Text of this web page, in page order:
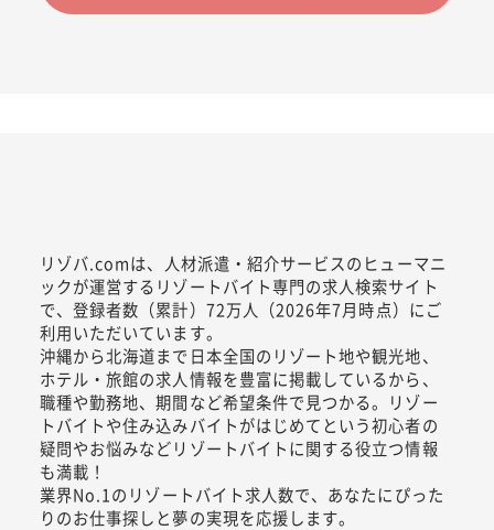
リゾバ.comは、人材派遣・紹介サービスのヒューマニ
ックが運営するリゾートバイト専門の求人検索サイト
で、登録者数（累計）72万人（2026年7月時点）にご
利用いただいています。
沖縄から北海道まで日本全国のリゾート地や観光地、
ホテル・旅館の求人情報を豊富に掲載しているから、
職種や勤務地、期間など希望条件で見つかる。リゾー
トバイトや住み込みバイトがはじめてという初心者の
疑問やお悩みなどリゾートバイトに関する役立つ情報
も満載！
業界No.1のリゾートバイト求人数で、あなたにぴった
りのお仕事探しと夢の実現を応援します。